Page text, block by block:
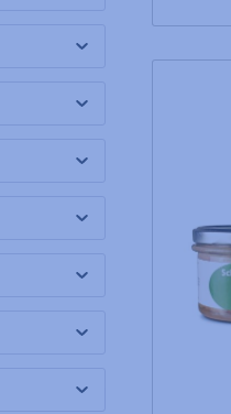
(2)